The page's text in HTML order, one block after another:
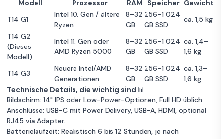
QWERTZ -
Deutsch
ThinkPad T14 G1
14" Core i5 1.7
GHz - SSD 256
GB - 8GB
1 €
Zum
Angebot
Unbekannter Zustand
256GB Speicher Intel Core i5
Garantie 12 Monate
Lenovo ThinkPad
T14 G2 14" Core
Zum
G2 14" Core i5
2.6 GHz - SSD
256 GB - 16GB
QWERTY -
Italienisch
Guter Zustand
256GB Speicher Intel Core i5
Garantie 12 Monate
Lenovo
ThinkPad T14
G1 14" Core i5
1.7 GHz - SSD
512 GB - 16GB
QWERTZ -
464 €
Zum
Angebot
Guter Zustand
256GB Speicher Intel Core i5
Modell
Prozessor RAM Speicher Gewicht
T14 G1
Intel 10. Gen / ältere
Ryzen
8–32
GB
256–1 024
GB SSD
ca. 1,5 kg
T14 G2
(Dieses
Modell)
Intel 11. Gen oder
AMD Ryzen 5000
8–32
GB
256–1 024
GB SSD
ca. 1,4–
1,6 kg
T14 G3
Neuere Intel/AMD
Generationen
8–32
GB
256–1 024
GB SSD
ca. 1,3–
1,6 kg
Technische Details, die wichtig sind 📊
Bildschirm: 14" IPS oder Low-Power-Optionen, Full HD üblich.
Anschlüsse: USB-C mit Power Delivery, USB-A, HDMI, optional
RJ45 via Adapter.
Batterielaufzeit: Realistisch 6 bis 12 Stunden, je nach